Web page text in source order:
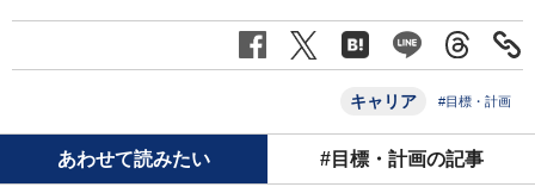
キャリア #目標・計画
あわせて読みたい #目標・計画の記事